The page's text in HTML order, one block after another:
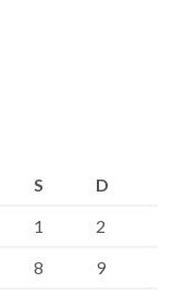
S
D
1
2
8
9